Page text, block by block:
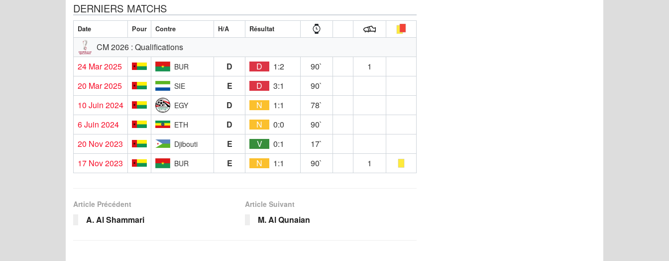
DERNIERS MATCHS
Date Pour Contre H/A Résultat
CM 2026 : Qualifications
24 Mar 2025
BUR D D 1:2 90`
1
20 Mar 2025
SIE E D 3:1
90`
10 Juin 2024
EGY D N 1:1
78`
6 Juin 2024
ETH D N 0:0
90`
20 Nov 2023
Djibouti E V 0:1
17`
17 Nov 2023
BUR E N 1:1 90` 1
Article Précédent
A. Al Shammari
Article Suivant
M. Al Qunaian